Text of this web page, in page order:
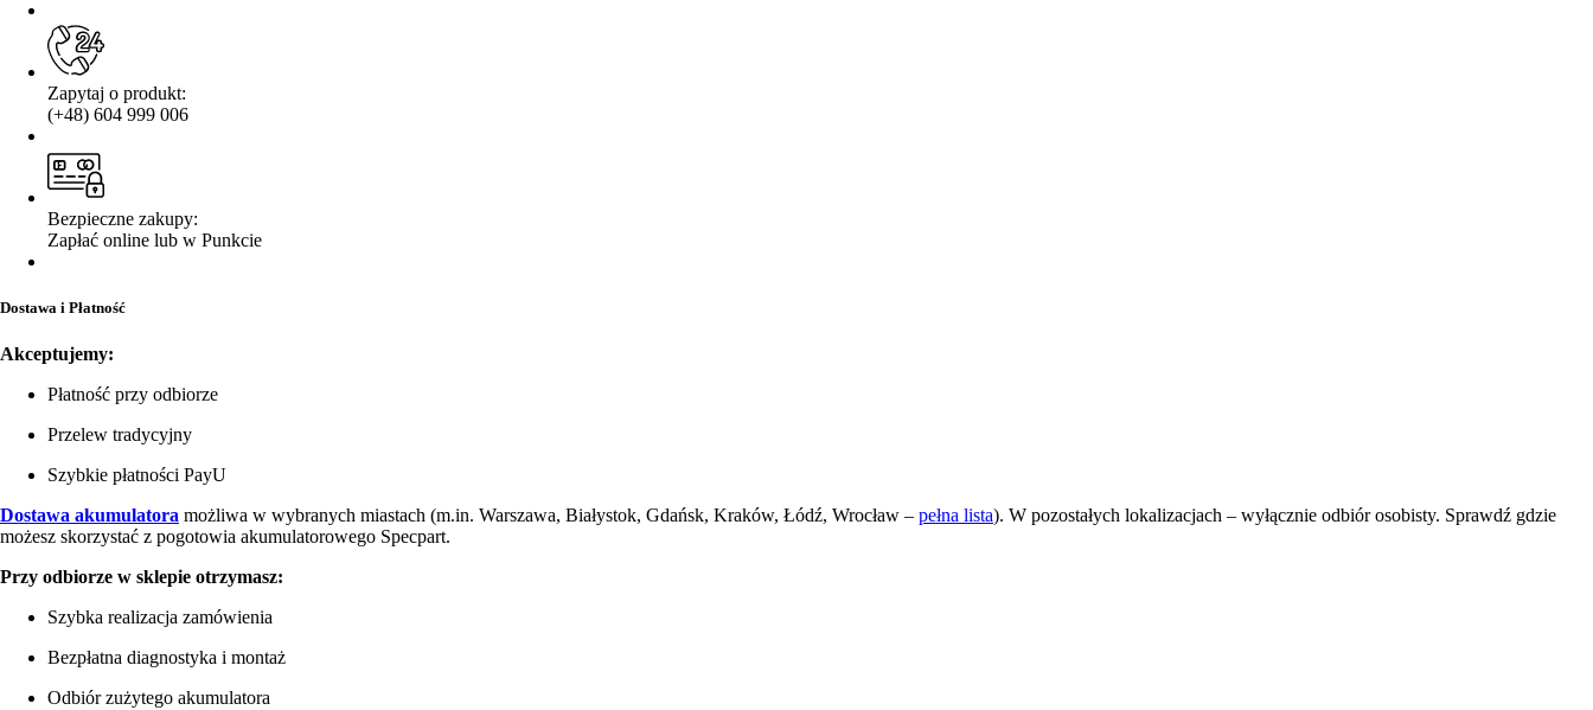
Zapytaj o produkt:
(+48) 604 999 006
Bezpieczne zakupy:
Zapłać online lub w Punkcie
Dostawa i Płatność
Akceptujemy:
Płatność przy odbiorze
Przelew tradycyjny
Szybkie płatności PayU
Dostawa akumulatora możliwa w wybranych miastach (m.in. Warszawa, Białystok, Gdańsk, Kraków, Łódź, Wrocław – pełna lista). W pozostałych lokalizacjach – wyłącznie odbiór osobisty. Sprawdź gdzie
możesz skorzystać z pogotowia akumulatorowego Specpart.
Przy odbiorze w sklepie otrzymasz:
Szybka realizacja zamówienia
Bezpłatna diagnostyka i montaż
Odbiór zużytego akumulatora